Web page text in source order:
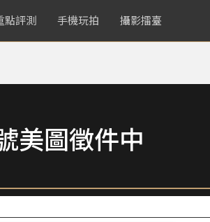
點評測 手機玩拍 攝影擂臺
美圖徵件中